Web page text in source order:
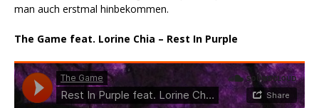
man auch erstmal hinbekommen.
The Game feat. Lorine Chia – Rest In Purple